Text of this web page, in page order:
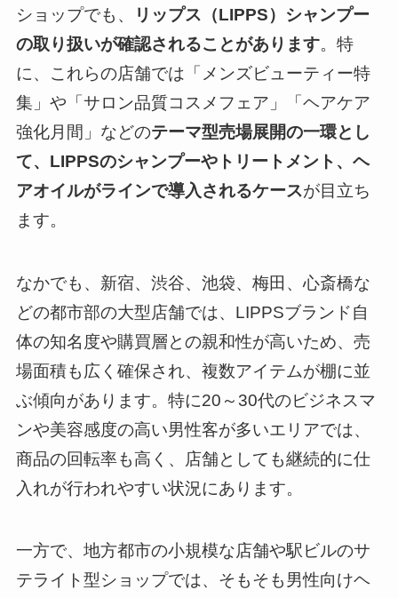
ショップでも、
リップス（LIPPS）シャンプー
の取り扱いが確認されることがあります。特
に、これらの店舗では「メンズビューティー特
集」や「サロン品質コスメフェア」「ヘアケア
強化月間」などのテーマ型売場展開の一環とし
て、LIPPSのシャンプーやトリートメント、ヘ
アオイルがラインで導入されるケースが目立ち
ます。
なかでも、新宿、渋谷、池袋、梅田、心斎橋な
どの都市部の大型店舗では、LIPPSブランド自
体の知名度や購買層との親和性が高いため、売
場面積も広く確保され、複数アイテムが棚に並
ぶ傾向があります。特に20～30代のビジネスマ
ンや美容感度の高い男性客が多いエリアでは、
商品の回転率も高く、店舗としても継続的に仕
入れが行われやすい状況にあります。
一方で、地方都市の小規模な店舗や駅ビルのサ
テライト型ショップでは、そもそも男性向けヘ